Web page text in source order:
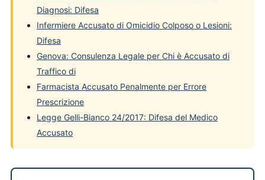
Diagnosi: Difesa
Infermiere Accusato di Omicidio Colposo o Lesioni:
Difesa
Genova: Consulenza Legale per Chi è Accusato di
Traffico di
Farmacista Accusato Penalmente per Errore
Prescrizione
Legge Gelli-Bianco 24/2017: Difesa del Medico
Accusato